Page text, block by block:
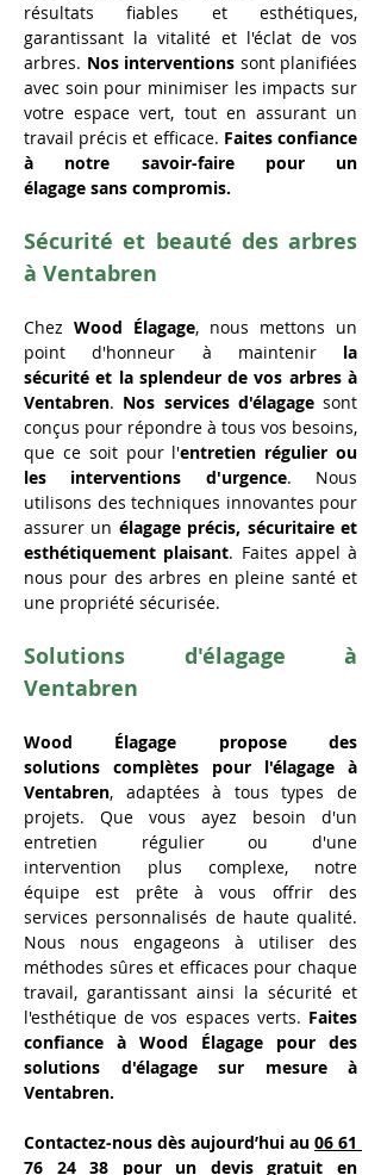
résultats fiables et esthétiques,
garantissant la vitalité et l'éclat de vos
arbres. Nos interventions sont planifiées
avec soin pour minimiser les impacts sur
votre espace vert, tout en assurant un
travail précis et efficace. Faites confiance
à notre savoir-faire pour un
élagage sans compromis.
Sécurité et beauté des arbres
à Ventabren
Chez Wood Élagage, nous mettons un
point d'honneur à maintenir la
sécurité et la splendeur de vos arbres à
Ventabren. Nos services d'élagage sont
conçus pour répondre à tous vos besoins,
que ce soit pour l'entretien régulier ou
les interventions d'urgence. Nous
utilisons des techniques innovantes pour
assurer un élagage précis, sécuritaire et
esthétiquement plaisant. Faites appel à
nous pour des arbres en pleine santé et
une propriété sécurisée.
Solutions d'élagage à
Ventabren
Wood Élagage propose des
solutions complètes pour l'élagage à
Ventabren, adaptées à tous types de
projets. Que vous ayez besoin d'un
entretien régulier ou d'une
intervention plus complexe, notre
équipe est prête à vous offrir des
services personnalisés de haute qualité.
Nous nous engageons à utiliser des
méthodes sûres et efficaces pour chaque
travail, garantissant ainsi la sécurité et
l'esthétique de vos espaces verts. Faites
confiance à Wood Élagage pour des
solutions d'élagage sur mesure à
Ventabren.
Contactez-nous dès aujourd’hui au 06 61
76 24 38 pour un devis gratuit en